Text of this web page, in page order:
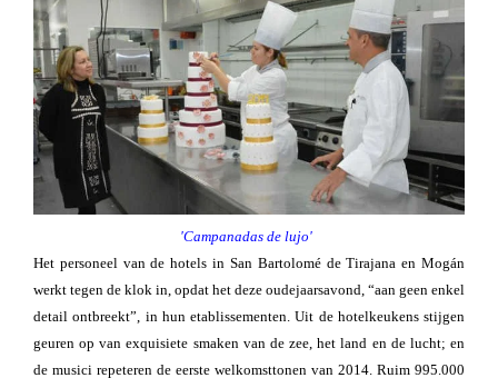
'Campanadas de lujo'
Het personeel van de hotels in San Bartolomé de Tirajana en Mogán
werkt tegen de klok in, opdat het deze oudejaarsavond, “aan geen enkel
detail ontbreekt”, in hun etablissementen. Uit de hotelkeukens stijgen
geuren op van exquisiete smaken van de zee, het land en de lucht; en
de musici repeteren de eerste welkomsttonen van 2014. Ruim 995.000